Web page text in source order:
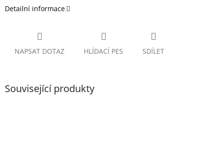
Detailní informace
NAPSAT DOTAZ HLÍDACÍ PES SDÍLET
Související produkty